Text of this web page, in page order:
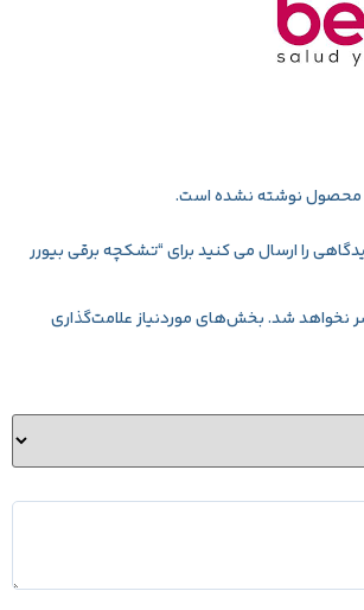
محصول نوشته نشده است.
را ارسال می کنید برای “تشکچه برقی بیورر
نخواهد شد.بخش‌های موردنیاز علامت‌گذاری